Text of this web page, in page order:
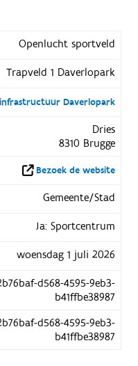
Openlucht sportveld
Trapveld 1 Daverlopark
Daverlopark
Dries
8310 Brugge
Bezoek de website
Gemeente/Stad
Ja: Sportcentrum
woensdag 1 juli 2026
d568-4595-9eb3-
b41ffbe38987
d568-4595-9eb3-
b41ffbe38987